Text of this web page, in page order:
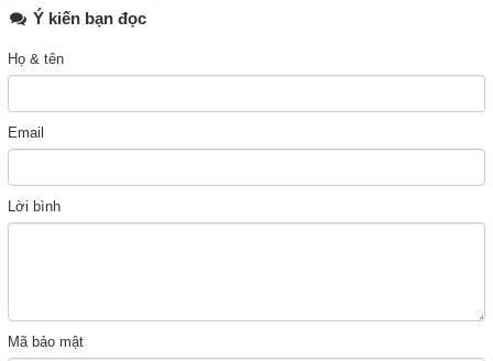
Ý kiến bạn đọc
Họ & tên
Email
Lời bình
Mã bảo mật